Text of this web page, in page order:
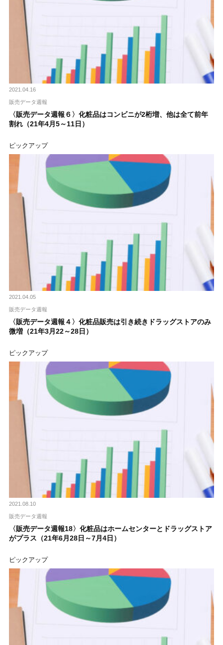
2021.04.16
販売データ週報
〈販売データ週報６〉化粧品はコンビニが2桁増、他は全て前年
割れ（21年4月5～11日）
ピックアップ
2021.04.05
販売データ週報
〈販売データ週報４〉化粧品販売は引き続きドラッグストアのみ
微増（21年3月22～28日）
ピックアップ
2021.08.10
販売データ週報
〈販売データ週報18〉化粧品はホームセンターとドラッグストア
がプラス（21年6月28日～7月4日）
ピックアップ